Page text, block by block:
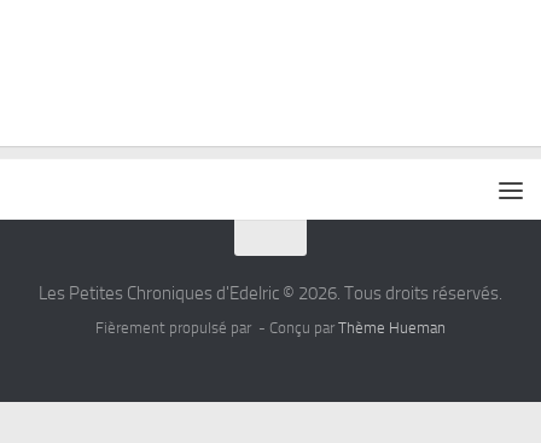
Les Petites Chroniques d'Edelric © 2026. Tous droits réservés.
Fièrement propulsé par - Conçu par Thème Hueman